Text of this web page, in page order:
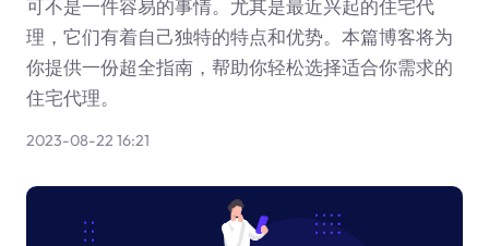
可不是一件容易的事情。尤其是最近兴起的住宅代
理，它们有着自己独特的特点和优势。本篇博客将为
你提供一份超全指南，帮助你轻松选择适合你需求的
住宅代理。
2023-08-22 16:21